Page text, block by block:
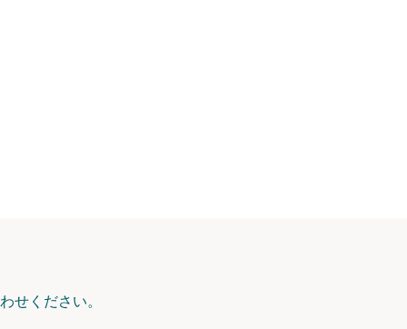
せください。